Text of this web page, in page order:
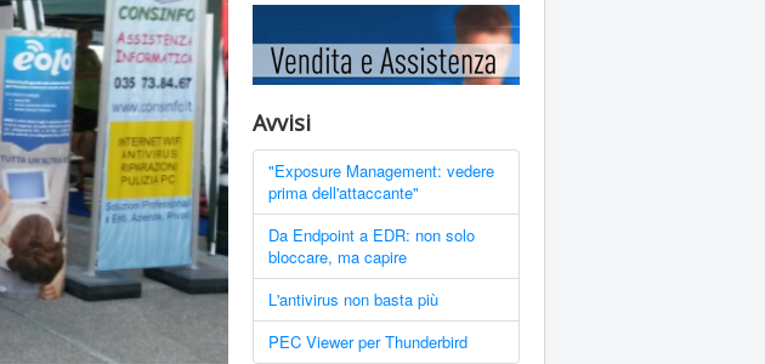
Avvisi
"Exposure Management: vedere
prima dell'attaccante"
Da Endpoint a EDR: non solo
bloccare, ma capire
L'antivirus non basta più
PEC Viewer per Thunderbird